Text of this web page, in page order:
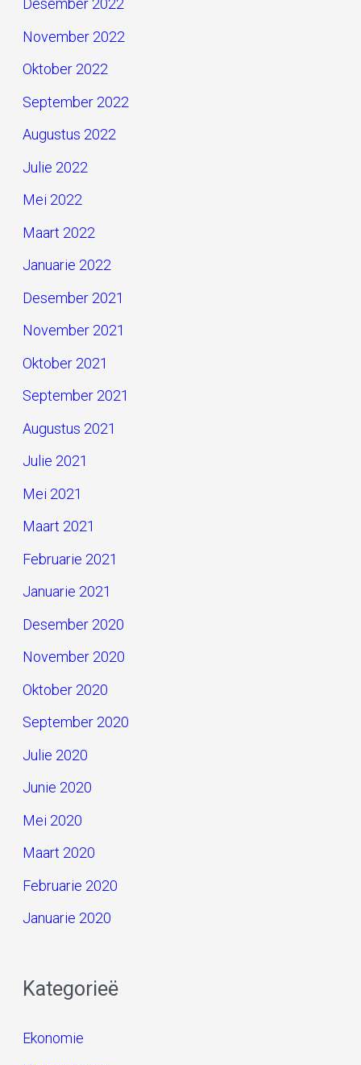
Desember 2022
November 2022
Oktober 2022
September 2022
Augustus 2022
Julie 2022
Mei 2022
Maart 2022
Januarie 2022
Desember 2021
November 2021
Oktober 2021
September 2021
Augustus 2021
Julie 2021
Mei 2021
Maart 2021
Februarie 2021
Januarie 2021
Desember 2020
November 2020
Oktober 2020
September 2020
Julie 2020
Junie 2020
Mei 2020
Maart 2020
Februarie 2020
Januarie 2020
Kategorieë
Ekonomie